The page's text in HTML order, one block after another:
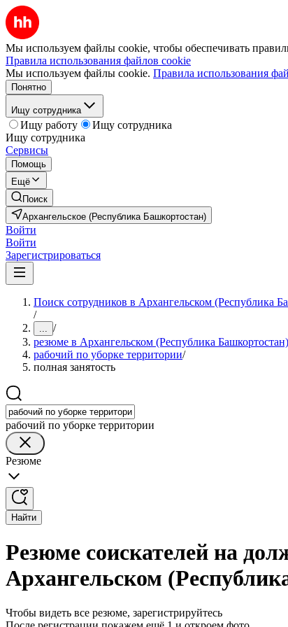
Мы используем файлы cookie, чтобы обеспечивать
Правила использования файлов cookie
Мы используем файлы cookie. Правила использования
Понятно
Ищу сотрудника
Ищу работу
Ищу сотрудника
Ищу сотрудника
Сервисы
Помощь
Ещё
Поиск
Архангельское (Республика Башкортостан)
Войти
Войти
Зарегистрироваться
Поиск сотрудников в Архангельском (Республика
/
... /
резюме в Архангельском (Республика Башкортостан)
рабочий по уборке территории/
полная занятость
рабочий по уборке территории
Резюме
Найти
Резюме соискателей на
Архангельском
Чтобы видеть все резюме, зарегистрируйтесь